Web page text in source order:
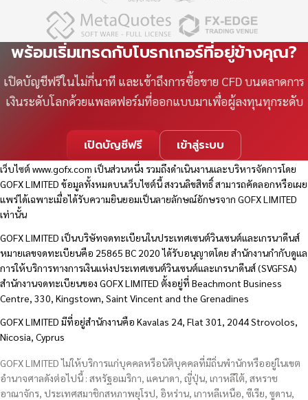
พร้อมเริ่มเทรดกับโบรกเกอร์ที่อยู่ข้างคุณ?
เปิดบัญชีฟรีในไม่กี่นาที และเข้าถึงการซื้อขาย CFD บนตลาดการ
เงินระดับโลกด้วยแพลตฟอร์มที่ออกแบบมาเพื่อผู้ลงทุนทุกระดับ
เปิดบัญชีฟรี เข้าสู่ระบบ
เว็บไซต์www.gofx.com เป็นส่วนหนึ่ง รวมถึงดำเนินงานและบริหารจัดการโดย
GOFX LIMITED ข้อมูลทั้งหมดบนเว็บไซต์นี้ สงวนลิขสิทธิ์ สามารถคัดลอกหรือเผย
แพร่ได้เฉพาะเมื่อได้รับความยินยอมเป็นลายลักษณ์อักษรจาก GOFX LIMITED
เท่านั้น
GOFX LIMITED เป็นบริษัทจดทะเบียนในประเทศเซนต์วินเซนต์และเกรนาดีนส์
หมายเลขจดทะเบียนคือ 25865 BC 2020 ได้รับอนุญาตโดย สำนักงานกำกับดูแล
การให้บริการทางการเงินแห่งประเทศเซนต์วินเซนต์และเกรนาดีนส์ (SVGFSA)
สำนักงานจดทะเบียนของ GOFX LIMITED ตั้งอยู่ที่ Beachmont Business
Centre, 330, Kingstown, Saint Vincent and the Grenadines
GOFX LIMITED มีที่อยู่สำนักงานคือ Kavalas 24, Flat 301, 2044 Strovolos,
Nicosia, Cyprus
GOFX LIMITED ไม่ให้บริการแก่บุคคลหรือนิติบุคคลที่มีถิ่นพำนักหรืออยู่ในเขต
อำนาจศาลดังต่อไปนี้ : สหรัฐอเมริกา, แคนาดา, ญี่ปุ่น, เกาหลีใต้, สหราช
อาณาจักร, ประเทศสมาชิกสหภาพยุโรป, อิหร่าน, เกาหลีเหนือ, ซีเรีย, ซูดาน,